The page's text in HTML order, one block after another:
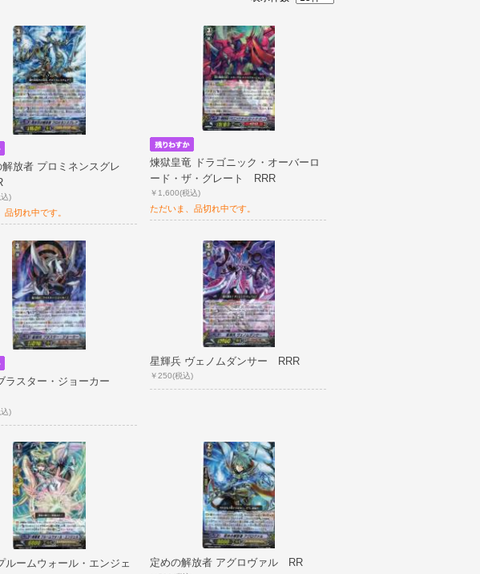
放者 プロミネンスグレ
)
品切れ中です。
煉獄皇竜 ドラゴニック・オーバーロ
ード・ザ・グレート RRR
￥1,600(税込)
ただいま、品切れ中です。
ラスター・ジョーカー
)
星輝兵 ヴェノムダンサー RRR
￥250(税込)
ルームウォール・エンジェ
定めの解放者 アグロヴァル RR